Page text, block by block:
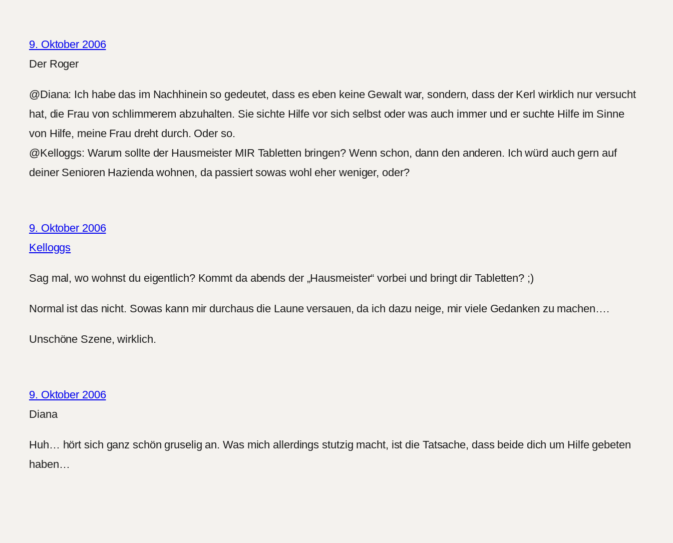
9. Oktober 2006
Der Roger
@Diana: Ich habe das im Nachhinein so gedeutet, dass es eben keine Gewalt war, sondern, dass der Kerl wirklich nur versucht
hat, die Frau von schlimmerem abzuhalten. Sie sichte Hilfe vor sich selbst oder was auch immer und er suchte Hilfe im Sinne
von Hilfe, meine Frau dreht durch. Oder so.
@Kelloggs: Warum sollte der Hausmeister MIR Tabletten bringen? Wenn schon, dann den anderen. Ich würd auch gern auf
deiner Senioren Hazienda wohnen, da passiert sowas wohl eher weniger, oder?
9. Oktober 2006
Kelloggs
Sag mal, wo wohnst du eigentlich? Kommt da abends der „Hausmeister“ vorbei und bringt dir Tabletten? ;)
Normal ist das nicht. Sowas kann mir durchaus die Laune versauen, da ich dazu neige, mir viele Gedanken zu machen….
Unschöne Szene, wirklich.
9. Oktober 2006
Diana
Huh… hört sich ganz schön gruselig an. Was mich allerdings stutzig macht, ist die Tatsache, dass beide dich um Hilfe gebeten
haben…